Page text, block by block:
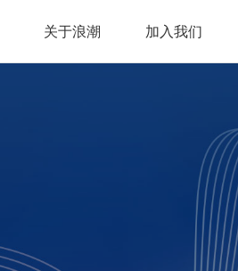
关于浪潮 加入我们